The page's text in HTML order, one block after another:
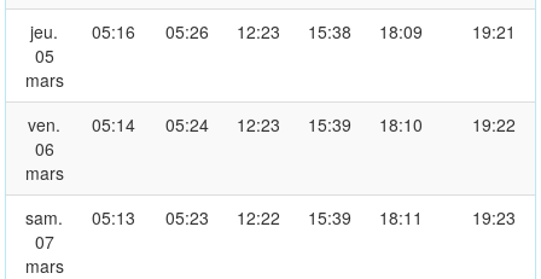
jeu.
05
mars
05:16 05:26 12:23 15:38 18:09 19:21
ven.
06
mars
05:14 05:24 12:23 15:39 18:10 19:22
sam.
07
mars
05:13 05:23 12:22 15:39 18:11 19:23